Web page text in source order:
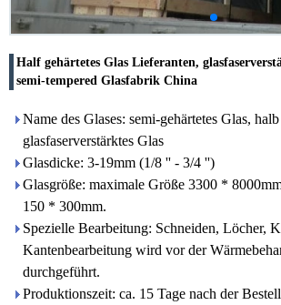
Half gehärtetes Glas Lieferanten,
semi-tempered Glasfabrik China
Name des Glases: semi-gehärtetes Glas,
glasfaserverstärktes Glas
Glasdicke: 3-19mm (1/8 '' - 3/4 '')
Glasgröße: maximale Größe 3300 *
150 * 300mm.
Spezielle Bearbeitung: Schneiden, Löcher,
Kantenbearbeitung wird vor der
durchgeführt.
Produktionszeit: ca. 15 Tage nach der